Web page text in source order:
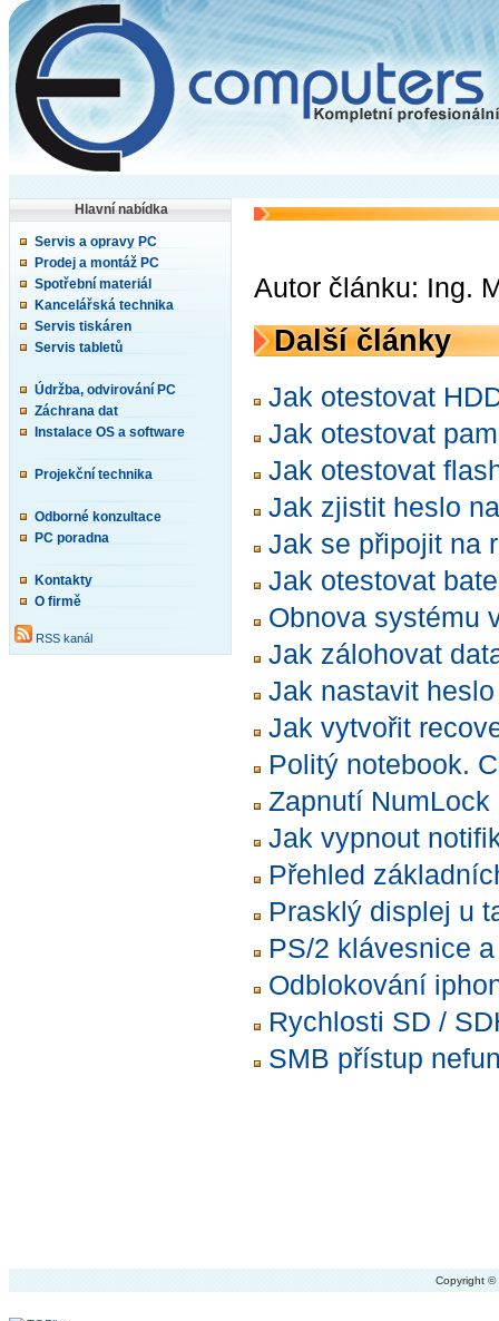
Autor článku: Ing.
Další články
Jak otestovat
Jak otestovat
Jak otestovat
Jak zjistit heslo
Jak se připojit na
Jak otestovat
Obnova systému
Jak zálohovat
Jak nastavit
Jak vytvořit
Politý notebook.
Zapnutí NumLock
Jak vypnout
Přehled
Prasklý displej u
PS/2 klávesnice
Odblokování
Rychlosti SD /
SMB přístup
Hlavní nabídka
Servis a opravy PC
Prodej a montáž PC
Spotřební materiál
Kancelářská technika
Servis tiskáren
Servis tabletů
Údržba, odvirování PC
Záchrana dat
Instalace OS a software
Projekční technika
Odborné konzultace
PC poradna
Kontakty
O firmě
RSS kanál
Copyright